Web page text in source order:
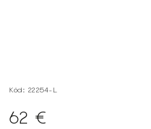
Kód: 22254-L
62 €